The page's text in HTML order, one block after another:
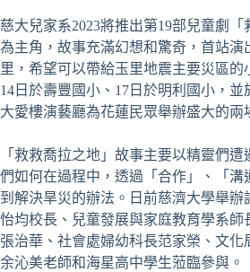
慈大兒家系2023將推出第19部兒童劇
為主角，故事充滿幻想和驚奇，首站演
里，希望可以帶給玉里地震主要災區的
14日於壽豐國小、17日於明利國小，並
大愛樓演藝廳為花蓮民眾舉辦盛大的兩
「救救喬拉之地」故事主要以精靈們
們如何在過程中，透過「合作」、「溝
到解決旱災的辦法。日前慈濟大學舉辦
怡均校長、兒童發展與家庭教育學系師
張治華、社會處婦幼科長范家榮、文化
余沁美老師和海星高中學生蒞臨參與。